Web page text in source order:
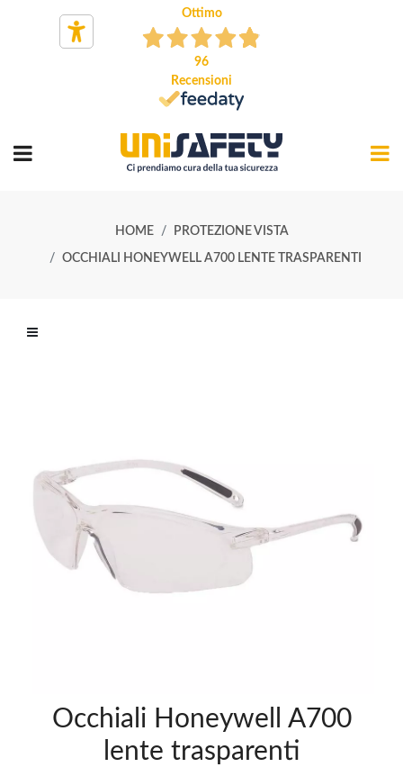
Ottimo
96
Recensioni
HOME PROTEZIONE VISTA
OCCHIALI HONEYWELL A700 LENTE TRASPARENTI
Occhiali Honeywell A700
lente trasparenti